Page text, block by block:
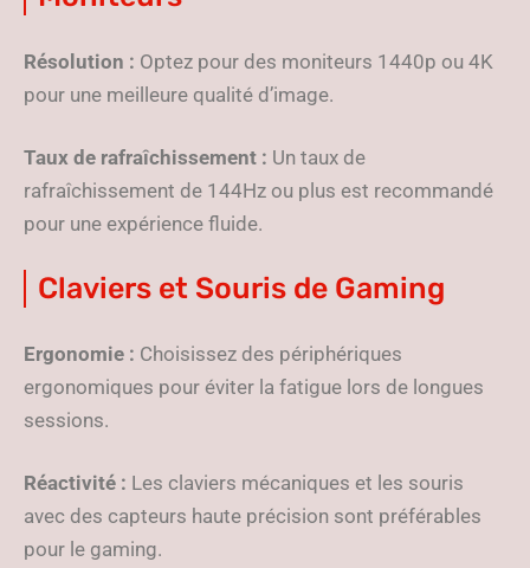
Résolution : Optez pour des moniteurs 1440p ou 4K
pour une meilleure qualité d’image.
Taux de rafraîchissement : Un taux de
rafraîchissement de 144Hz ou plus est recommandé
pour une expérience fluide.
Claviers et Souris de Gaming
Ergonomie : Choisissez des périphériques
ergonomiques pour éviter la fatigue lors de longues
sessions.
Réactivité : Les claviers mécaniques et les souris
avec des capteurs haute précision sont préférables
pour le gaming.